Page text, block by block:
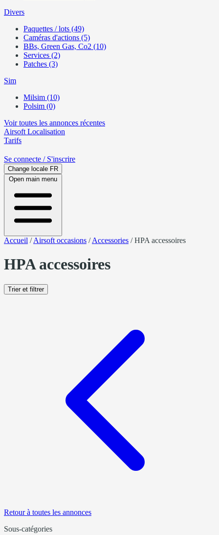
Divers
Paquettes / lots (49)
Caméras d'actions (5)
BBs, Green Gas, Co2 (10)
Services (2)
Patches (3)
Sim
Milsim (10)
Polsim (0)
Voir toutes les annonces récentes
Airsoft Localisation
Tarifs
Se connecte / S'inscrire
Change locale FR
Open main menu
Accueil /Airsoft occasions /Accessories /HPA accessoires
HPA accessoires
Trier et filtrer
Retour à toutes les annonces
Sous-catégories